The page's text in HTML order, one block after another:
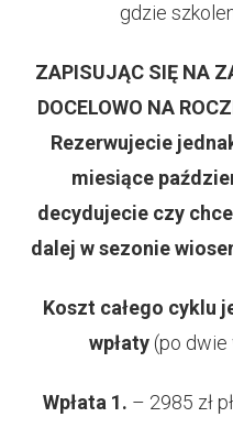
gdzie
ZAPISUJĄC SIĘ NA
DOCELOWO NA
Rezerwujecie
miesiące
decydujecie czy
dalej w sezonie
Koszt całego cyklu
wpłaty(po dwie
Wpłata 1. – 2985 zł